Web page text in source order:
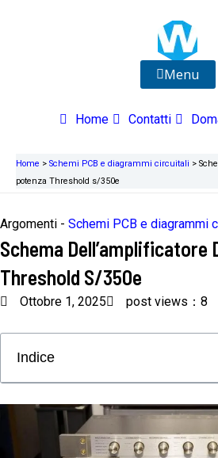
Menu
Home Contatti
Home > Schemi PCB e diagrammi circuitali >
potenza Threshold s/350e
Argomenti - Schemi PCB e diagrammi
Schema Dell’amplificatore
Threshold S/350e
Ottobre 1, 2025 post views：8
Indice